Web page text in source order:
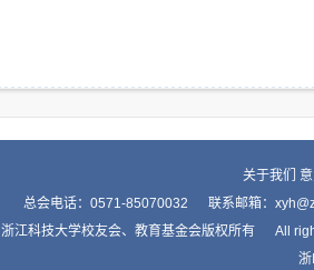
关于我们
总会电话：0571-85070032 联系邮箱：
浙江科技大学校友会、教育基金会版权所有 All